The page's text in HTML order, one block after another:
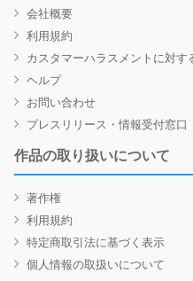
会社概要
利用規約
カスタマーハラスメントに対す
ヘルプ
お問い合わせ
プレスリリース・情報受付窓口
作品の取り扱いについて
著作権
利用規約
特定商取引法に基づく表示
個人情報の取扱いについて